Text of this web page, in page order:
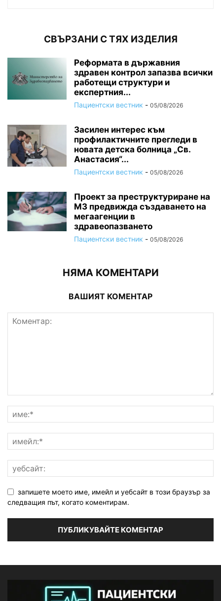
СВЪРЗАНИ С ТЯХ ИЗДЕЛИЯ
Реформата в държавния
здравен контрол запазва всички
работещи структури и
експертния...
Пациентски вестник - 05/08/2026
Засилен интерес към
профилактичните прегледи в
новата детска болница „Св.
Анастасия“...
Пациентски вестник - 05/08/2026
Проект за преструктуриране на
МЗ предвижда създаването на
мегаагенции в
здравеопазването
Пациентски вестник - 05/08/2026
НЯМА КОМЕНТАРИ
ВАШИЯТ КОМЕНТАР
запишете моето име, имейл и уебсайт в този браузър за
следващия път, когато коментирам.